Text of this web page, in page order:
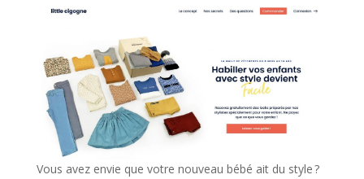
Vous avez envie que votre nouveau bébé ait du style ?